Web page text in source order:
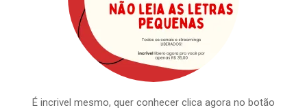
É incrivel mesmo, quer conhecer clica agora no botão